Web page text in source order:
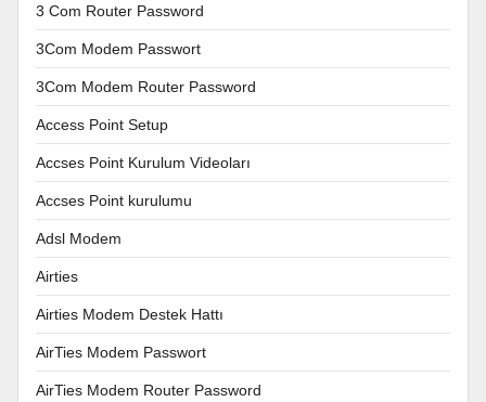
3 Com Router Password
3Com Modem Passwort
3Com Modem Router Password
Access Point Setup
Accses Point Kurulum Videoları
Accses Point kurulumu
Adsl Modem
Airties
Airties Modem Destek Hattı
AirTies Modem Passwort
AirTies Modem Router Password